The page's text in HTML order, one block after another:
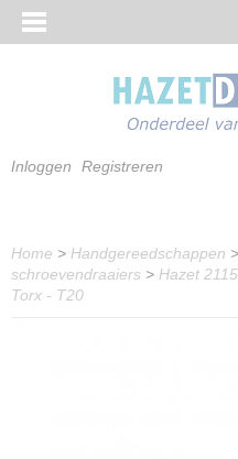
Inloggen Registreren
Home > Handgereedschappen >
schroevendraaiers > Hazet
Torx - T20